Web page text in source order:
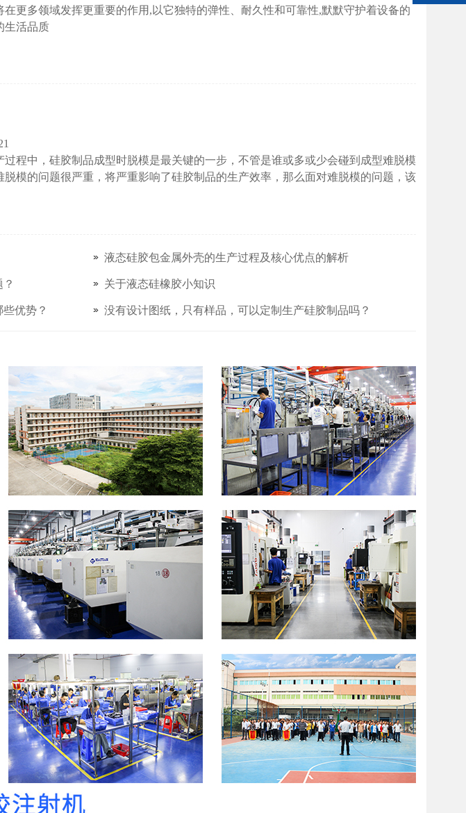
在更多领域发挥更重要的作用,以它独特的弹性、耐久性和可靠性,默默守护着设备的
生活品质
过程中，硅胶制品成型时脱模是最关键的一步，不管是谁或多或少会碰到成型难脱模
脱模的问题很严重，将严重影响了硅胶制品的生产效率，那么面对难脱模的问题，该
几种成型难脱模的解决方法供参考。
液态硅胶包金属外壳的生产过程及核心优点的解析
关于液态硅橡胶小知识
优势？ 没有设计图纸，只有样品，可以定制生产硅胶制品吗？